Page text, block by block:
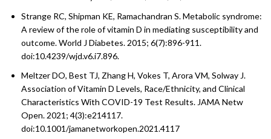
Strange RC, Shipman KE, Ramachandran S. Metabolic syndrome:
A review of the role of vitamin D in mediating susceptibility and
outcome. World J Diabetes. 2015; 6(7):896-911.
doi:10.4239/wjd.v6.i7.896.
Meltzer DO, Best TJ, Zhang H, Vokes T, Arora VM, Solway J.
Association of Vitamin D Levels, Race/Ethnicity, and Clinical
Characteristics With COVID-19 Test Results. JAMA Netw
Open. 2021; 4(3):e214117.
doi:10.1001/jamanetworkopen.2021.4117